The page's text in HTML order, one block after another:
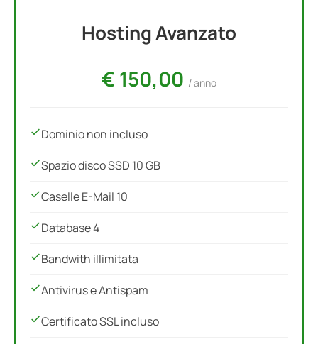
Hosting Avanzato
€ 150,00 / anno
Dominio non incluso
Spazio disco SSD 10 GB
Caselle E-Mail 10
Database 4
Bandwith illimitata
Antivirus e Antispam
Certificato SSL incluso